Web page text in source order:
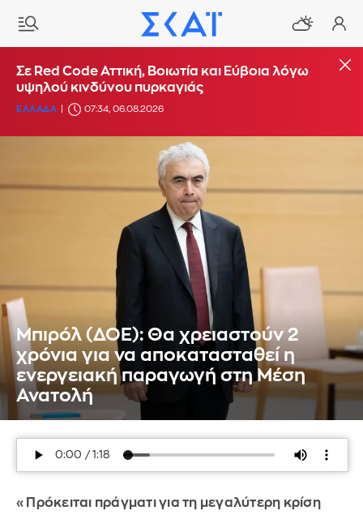
Σε Red Code Αττική, Βοιωτία και Εύβοια λόγω
υψηλού κινδύνου πυρκαγιάς
ΕΛΛΑΔΑ 07:34, 06.08.2026
Μπιρόλ (ΔΟΕ): Θα χρειαστούν 2
χρόνια για να αποκατασταθεί η
ενεργειακή παραγωγή στη Μέση
Ανατολή
«Πρόκειται πράγματι για τη μεγαλύτερη κρίση